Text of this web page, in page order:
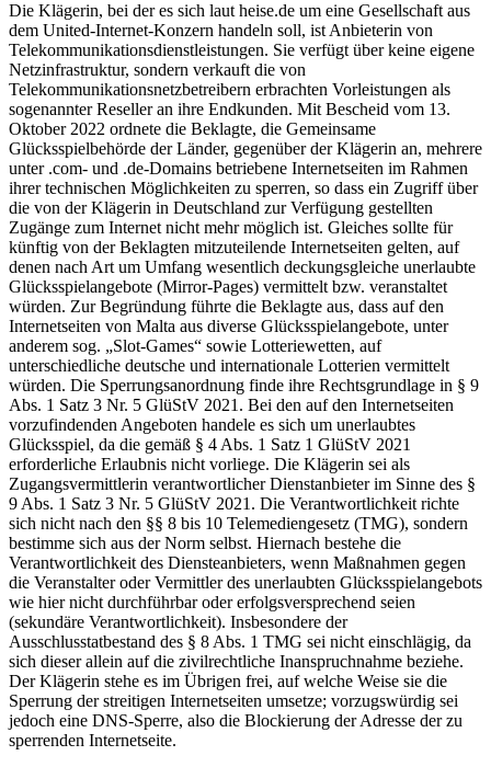
Die Klägerin, bei der es sich laut heise.de um eine Gesellschaft aus
dem United-Internet-Konzern handeln soll, ist Anbieterin von
Telekommunikationsdienstleistungen. Sie verfügt über keine eigene
Netzinfrastruktur, sondern verkauft die von
Telekommunikationsnetzbetreibern erbrachten Vorleistungen als
sogenannter Reseller an ihre Endkunden. Mit Bescheid vom 13.
Oktober 2022 ordnete die Beklagte, die Gemeinsame
Glücksspielbehörde der Länder, gegenüber der Klägerin an, mehrere
unter .com- und .de-Domains betriebene Internetseiten im Rahmen
ihrer technischen Möglichkeiten zu sperren, so dass ein Zugriff über
die von der Klägerin in Deutschland zur Verfügung gestellten
Zugänge zum Internet nicht mehr möglich ist. Gleiches sollte für
künftig von der Beklagten mitzuteilende Internetseiten gelten, auf
denen nach Art um Umfang wesentlich deckungsgleiche unerlaubte
Glücksspielangebote (Mirror-Pages) vermittelt bzw. veranstaltet
würden. Zur Begründung führte die Beklagte aus, dass auf den
Internetseiten von Malta aus diverse Glücksspielangebote, unter
anderem sog. „Slot-Games“ sowie Lotteriewetten, auf
unterschiedliche deutsche und internationale Lotterien vermittelt
würden. Die Sperrungsanordnung finde ihre Rechtsgrundlage in § 9
Abs. 1 Satz 3 Nr. 5 GlüStV 2021. Bei den auf den Internetseiten
vorzufindenden Angeboten handele es sich um unerlaubtes
Glücksspiel, da die gemäß § 4 Abs. 1 Satz 1 GlüStV 2021
erforderliche Erlaubnis nicht vorliege. Die Klägerin sei als
Zugangsvermittlerin verantwortlicher Dienstanbieter im Sinne des §
9 Abs. 1 Satz 3 Nr. 5 GlüStV 2021. Die Verantwortlichkeit richte
sich nicht nach den §§ 8 bis 10 Telemediengesetz (TMG), sondern
bestimme sich aus der Norm selbst. Hiernach bestehe die
Verantwortlichkeit des Diensteanbieters, wenn Maßnahmen gegen
die Veranstalter oder Vermittler des unerlaubten Glücksspielangebots
wie hier nicht durchführbar oder erfolgsversprechend seien
(sekundäre Verantwortlichkeit). Insbesondere der
Ausschlusstatbestand des § 8 Abs. 1 TMG sei nicht einschlägig, da
sich dieser allein auf die zivilrechtliche Inanspruchnahme beziehe.
Der Klägerin stehe es im Übrigen frei, auf welche Weise sie die
Sperrung der streitigen Internetseiten umsetze; vorzugswürdig sei
jedoch eine DNS-Sperre, also die Blockierung der Adresse der zu
sperrenden Internetseite.